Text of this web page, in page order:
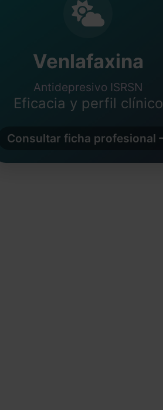
Venlafaxina
Antidepresivo ISRSN
Eficacia y perfil clínico
Consultar ficha profesional